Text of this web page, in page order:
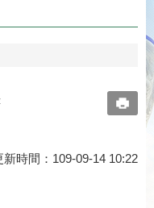
新時間：109-09-14 10:22